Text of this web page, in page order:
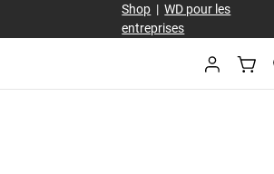
Shop |WD pour les
entreprises